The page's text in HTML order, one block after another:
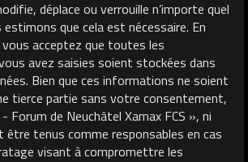
déplace ou verrouille n’importe quel
que cela est nécessaire. En
acceptez que toutes les
avez saisies soient stockées dans
Bien que ces informations ne soient
tierce partie sans votre consentement,
Forum de Neuchâtel Xamax FCS », ni
être tenus comme responsables en cas
visant à compromettre les